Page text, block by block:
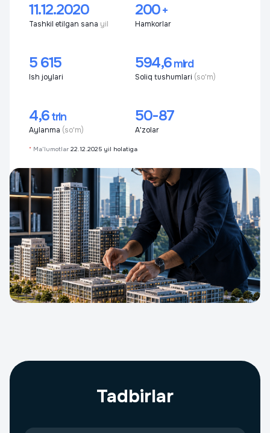
11.12.2020
Tashkil etilgan sana yil
200+
Hamkorlar
5 615
Ish joylari
594,6mlrd
Soliq tushumlari (so'm)
4,6trln
Aylanma (so'm)
50-87
A'zolar
* Ma'lumotlar 22.12.2025 yil holatiga
Tadbirlar